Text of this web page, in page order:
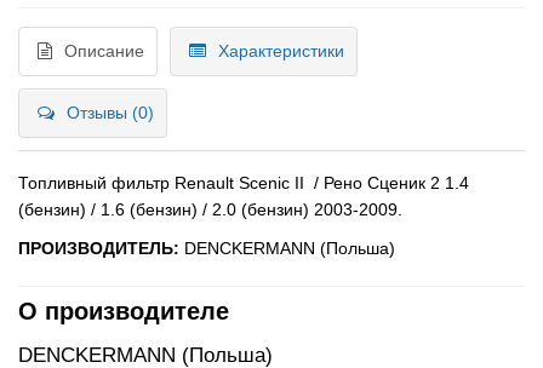
Описание Характеристики
Отзывы (0)
Топливный фильтр Renault Scenic II / Рено Сценик 2 1.4
(бензин) / 1.6 (бензин) / 2.0 (бензин) 2003-2009.
ПРОИЗВОДИТЕЛЬ: DENCKERMANN (Польша)
О производителе
DENCKERMANN (Польша)